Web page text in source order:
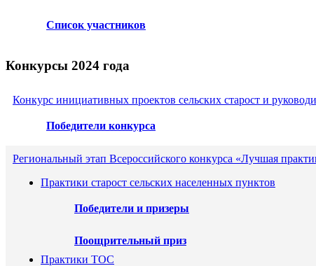
Список участников
Конкурсы 2024 года
Конкурс инициативных проектов сельских старост и
Победители конкурса
Региональный этап Всероссийского конкурса «Лучшая
Практики старост сельских населенных пунктов
Победители и призеры
Поощрительный приз
Практики ТОС